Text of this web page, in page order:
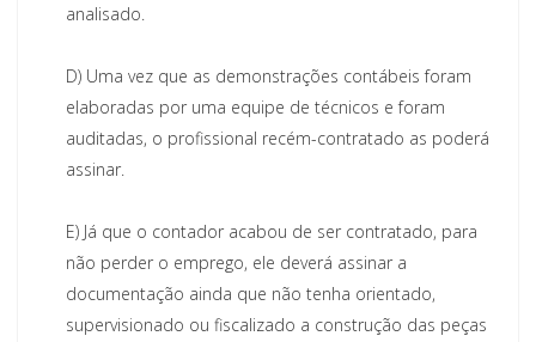
analisado.
D) Uma vez que as demonstrações contábeis foram
elaboradas por uma equipe de técnicos e foram
auditadas, o profissional recém-contratado as poderá
assinar.
E) Já que o contador acabou de ser contratado, para
não perder o emprego, ele deverá assinar a
documentação ainda que não tenha orientado,
supervisionado ou fiscalizado a construção das peças